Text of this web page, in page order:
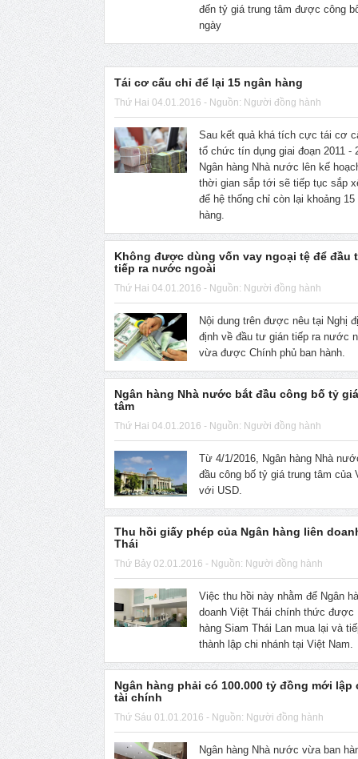
đến tỷ giá trung tâm được công
ngày
Tái cơ cấu chỉ để lại 15 ngân hàng
Thứ Hai 04.01.2016 - Nguồn: Người đồng hành
Sau kết quả khá tích cực tái cơ
tổ chức tín dụng giai đoạn 2011 -
Ngân hàng Nhà nước lên kế
thời gian sắp tới sẽ tiếp tục sắp
để hệ thống chỉ còn lại khoảng 15
hàng.
Không được dùng vốn vay ngoại tệ để đầu
tiếp ra nước ngoài
Thứ Hai 04.01.2016 - Nguồn: Người đồng hành
Nội dung trên được nêu tại Nghị
định về đầu tư gián tiếp ra nước
vừa được Chính phủ ban hành.
Ngân hàng Nhà nước bắt đầu công bố tỷ
tâm
Thứ Hai 04.01.2016 - Nguồn: Người đồng hành
Từ 4/1/2016, Ngân hàng Nhà
đầu công bố tỷ giá trung tâm của
với USD.
Thu hồi giấy phép của Ngân hàng liên
Thái
Thứ Bảy 02.01.2016 - Nguồn: Người đồng hành
Việc thu hồi này nhằm để Ngân
doanh Việt Thái chính thức được
hàng Siam Thái Lan mua lại và
thành lập chi nhánh tại Việt Nam.
Ngân hàng phải có 100.000 tỷ đồng mới lập
tài chính
Thứ Sáu 01.01.2016 - Nguồn: Người đồng hành
Ngân hàng Nhà nước vừa ban